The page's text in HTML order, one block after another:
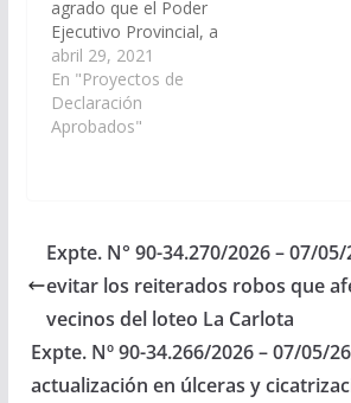
agrado que el Poder
Ejecutivo Provincial, a
través del Ministerio de
Seguridad y Jefatura de
Policía, arbitren las
medidas que resulten
celdas y sanitarios del
Destacamento Policial
de la localidad de…
abril 29, 2021
En "Proyectos de
Declaración
Aprobados"
Expte. N° 90-34.270/2026 – 07/
evitar los reiterados robos que
vecinos del loteo La Carlota
Expte. Nº 90-34.266/2026 – 07/05/
actualización en úlceras y